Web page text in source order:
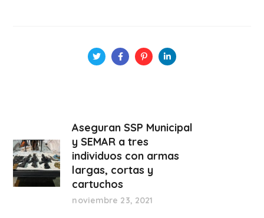
Aseguran SSP Municipal
y SEMAR a tres
individuos con armas
largas, cortas y
cartuchos
noviembre 23, 2021